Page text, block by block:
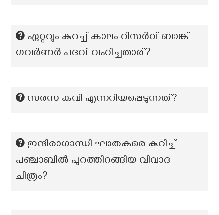
ഏറ്റവും കുറച്ച് കാലം റിസർവ് ബാങ്ക്
ഗവർണർ പദവി വഹിച്ചതാര്?
സരസ കവി എന്നറിയപ്പെടുന്നത്?
ഇന്ദിരാഗാന്ധി ഘാതകരെ കുറിച്ച്
പഞ്ചാബിൽ പുറത്തിറങ്ങിയ വിവാദ
ചിത്രം?